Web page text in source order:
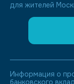
для жителей
Информация о
банковского